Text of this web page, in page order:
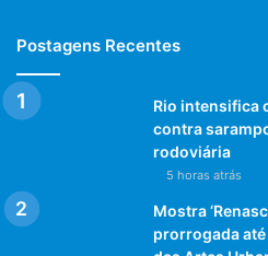
Postagens Recentes
Rio intensifica
contra
rodoviária
5 horas atrás
Mostra
prorrogada